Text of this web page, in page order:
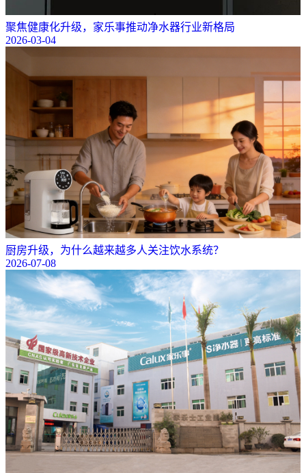
聚焦健康化升级，家乐事推动净水器行业新格局
2026-03-04
厨房升级，为什么越来越多人关注饮水系统？
2026-07-08